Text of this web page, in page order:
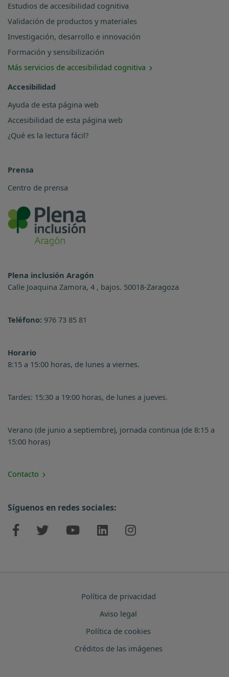
Estudios de accesibilidad cognitiva
Validación de productos y materiales
Investigación, desarrollo e innovación
Formación y sensibilización
Más servicios de accesibilidad cognitiva
Accesibilidad
Ayuda de esta página web
Accesibilidad de esta página web
¿Qué es la lectura fácil?
Prensa
Centro de prensa
Plena inclusión Aragón
Calle Joaquina Zamora, 4 , bajos. 50018-Zaragoza
Teléfono: 976 73 85 81
Horario
8:15 a 15:00 horas, de lunes a viernes.
Tardes: 15:30 a 19:00 horas, de lunes a jueves.
Verano (de junio a septiembre), jornada continua (de 8:15 a
15:00 horas)
Contacto
Síguenos en redes sociales:
Política de privacidad
Aviso legal
Política de cookies
Créditos de las imágenes